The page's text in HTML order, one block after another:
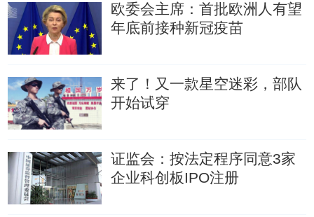
欧委会主席：首批欧洲人有望
年底前接种新冠疫苗
来了！又一款星空迷彩，部队
开始试穿
证监会：按法定程序同意3家
企业科创板IPO注册